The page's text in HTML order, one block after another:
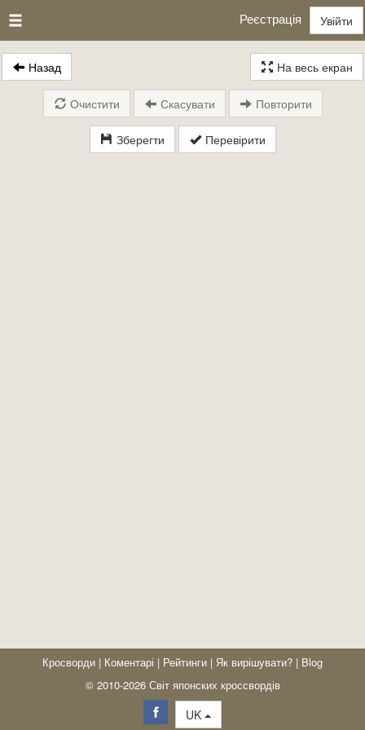
Реєстрація Увійти
Назад На весь екран
Зберегти Перевірити
Очистити Скасувати Повторити
Кросворди | Коментарі | Рейтинги | Як вирішувати? | Blog
© 2010-2026 Світ японских кроссвордів
UK